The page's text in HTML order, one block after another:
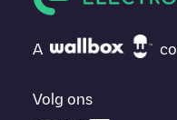
A
Volg ons